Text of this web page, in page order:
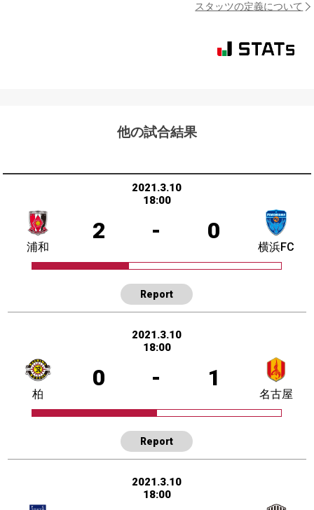
スタッツの定義について
他の試合結果
2021.3.10
18:00
2 - 0
浦和 横浜FC
Report
2021.3.10
18:00
0 - 1
柏 名古屋
Report
2021.3.10
18:00